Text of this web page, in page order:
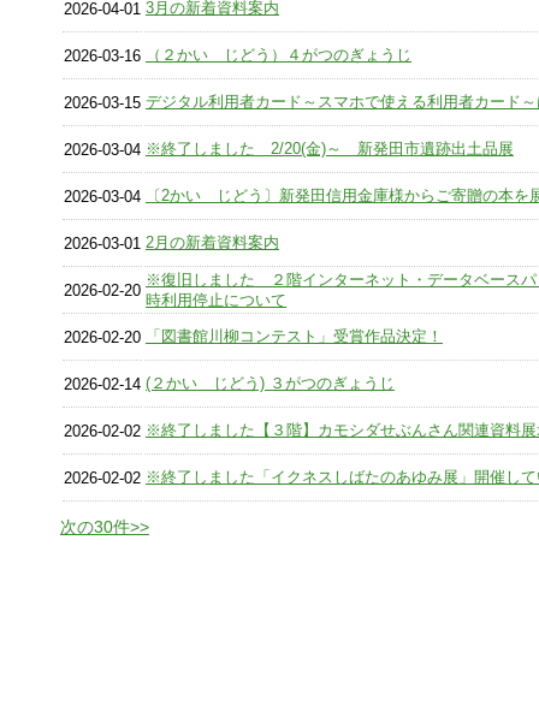
2026-04-01 3月の新着資料案内
2026-03-16 （２かい じどう）４がつのぎょうじ
2026-03-15 デジタル利用者カード～スマホで使える利用者カード
2026-03-04 ※終了しました 2/20(金)～ 新発田市遺跡出土品展
2026-03-04 〔2かい じどう〕新発田信用金庫様からご寄贈の本を
2026-03-01 2月の新着資料案内
2026-02-20
※復旧しました ２階インターネット・データベースパ
時利用停止について
2026-02-20 「図書館川柳コンテスト」受賞作品決定！
2026-02-14 (２かい じどう) ３がつのぎょうじ
2026-02-02 ※終了しました【３階】カモシダせぶんさん関連資料
2026-02-02 ※終了しました「イクネスしばたのあゆみ展」開催し
次の30件>>